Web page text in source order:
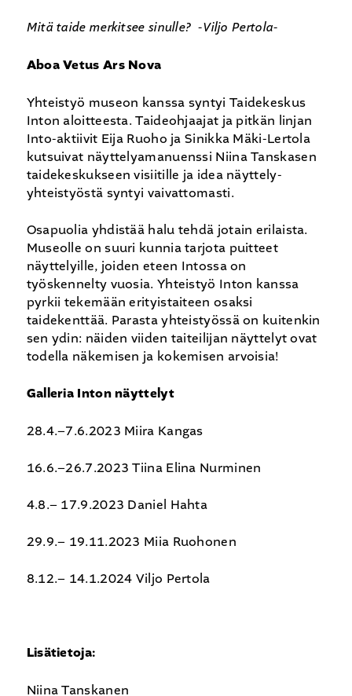
Mitä taide merkitsee sinulle? -Viljo Pertola-
Aboa Vetus Ars Nova
Yhteistyö museon kanssa syntyi Taidekeskus
Inton aloitteesta. Taideohjaajat ja pitkän linjan
Into-aktiivit Eija Ruoho ja Sinikka Mäki-Lertola
kutsuivat näyttelyamanuenssi Niina Tanskasen
taidekeskukseen visiitille ja idea näyttely-
yhteistyöstä syntyi vaivattomasti.
Osapuolia yhdistää halu tehdä jotain erilaista.
Museolle on suuri kunnia tarjota puitteet
näyttelyille, joiden eteen Intossa on
työskennelty vuosia. Yhteistyö Inton kanssa
pyrkii tekemään erityistaiteen osaksi
taidekenttää. Parasta yhteistyössä on kuitenkin
sen ydin: näiden viiden taiteilijan näyttelyt ovat
todella näkemisen ja kokemisen arvoisia!
Galleria Inton näyttelyt
28.4.–7.6.2023 Miira Kangas
16.6.–26.7.2023 Tiina Elina Nurminen
4.8.– 17.9.2023 Daniel Hahta
29.9.– 19.11.2023 Miia Ruohonen
8.12.– 14.1.2024 Viljo Pertola
Lisätietoja:
Niina Tanskanen